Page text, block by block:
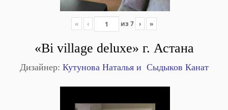
« ‹ из 7 › »
«Bi village deluxe» г. Астана
Дизайнер: Кутунова Наталья и Сыдыков Канат